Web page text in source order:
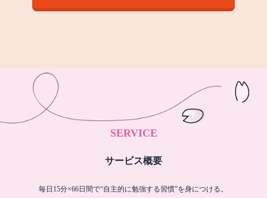
SERVICE
サービス概要
毎日15分×66日間で“自主的に勉強する習慣”を身につける。